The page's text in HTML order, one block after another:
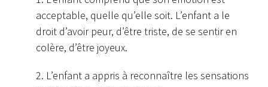
acceptable, quelle qu’elle soit. L’enfant a le
droit d’avoir peur, d’être triste, de se sentir en
colère, d’être joyeux.
2. L’enfant a appris à reconnaître les sensations